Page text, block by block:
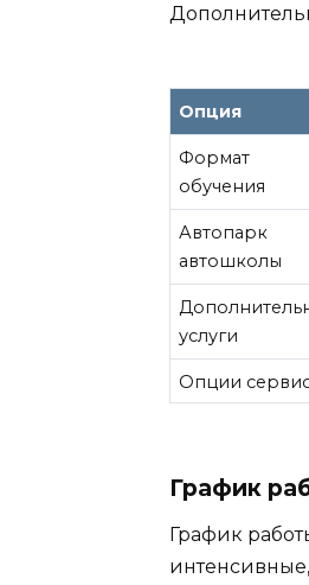
Опция
Формат
обучения
Автопарк
автошколы
услуги
Опции
График
График